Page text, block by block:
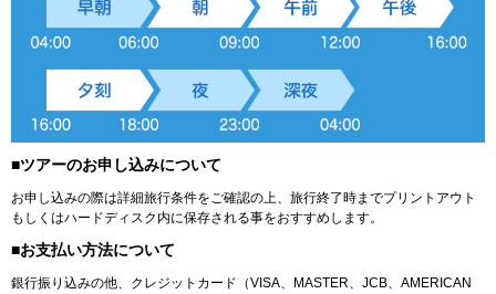
■ツアーのお申し込みについて
お申し込みの際は詳細旅行条件をご確認の上、旅行終了時までプリントアウト
もしくはハードディスク内に保存される事をおすすめします。
■お支払い方法について
銀行振り込みの他、クレジットカード（VISA、MASTER、JCB、AMERICAN